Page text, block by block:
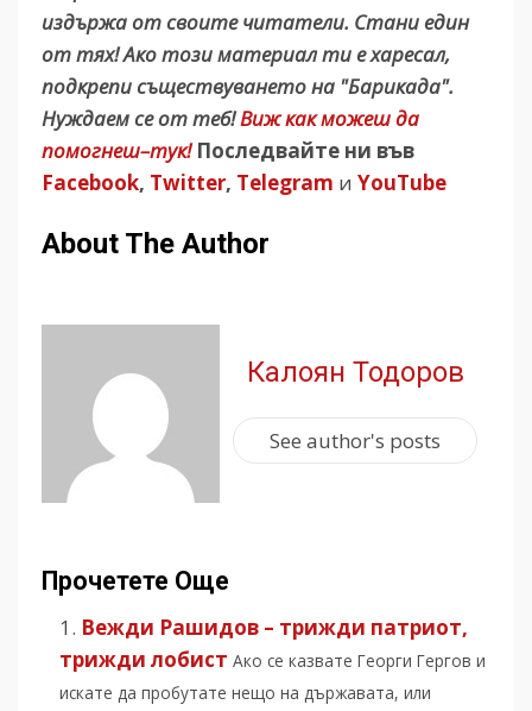
издържа от своите читатели. Стани един
от тях! Ако този материал ти е харесал,
подкрепи съществуването на "Барикада".
Нуждаем се от теб!Виж как можеш да
помогнеш–тук! Последвайте ни във
Facebook, Twitter, Telegram и YouTube
About The Author
Калоян Тодоров
See author's posts
Прочетете Още
Вежди Рашидов – трижди патриот,
трижди лобист Ако се казвате Георги Гергов и
искате да пробутате нещо на държавата, или